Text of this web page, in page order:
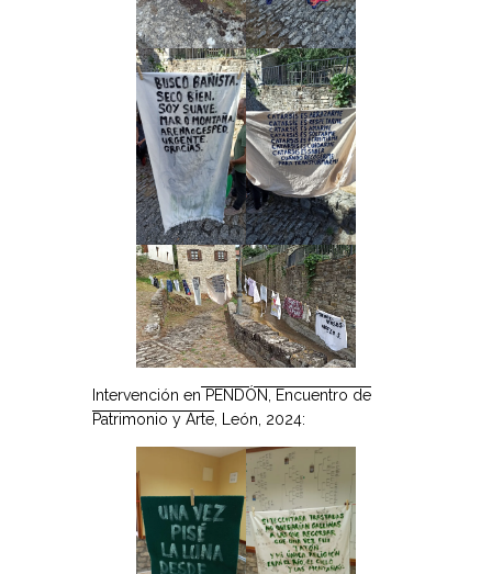
Intervención en PENDÓN, Encuentro de
Patrimonio y Arte , León, 2024: